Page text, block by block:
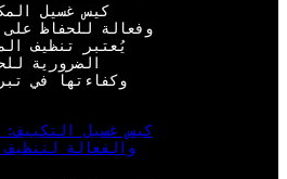
كيس غسيل
وفعالة للحفاظ
يُعتبر تنظيف
الضرورية
وكفاءتها في
كيس غسيل التكييف:
والفعالة